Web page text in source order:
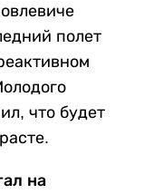
полет
что будет
на